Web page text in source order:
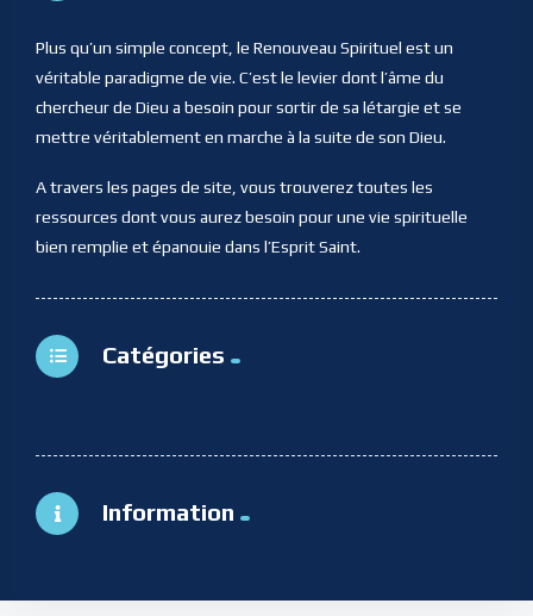
Plus qu’un simple concept, le Renouveau Spirituel est un
véritable paradigme de vie. C’est le levier dont l’âme du
chercheur de Dieu a besoin pour sortir de sa létargie et se
mettre véritablement en marche à la suite de son Dieu.
A travers les pages de site, vous trouverez toutes les
ressources dont vous aurez besoin pour une vie spirituelle
bien remplie et épanouie dans l’Esprit Saint.
Catégories
Information